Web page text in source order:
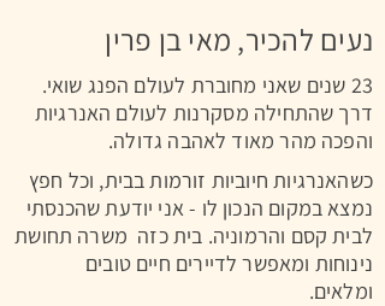
נעים להכיר, מאי בן פרין
23 שנים שאני מחוברת לעולם הפנג שואי.
דרך שהתחילה מסקרנות לעולם האנרגיות
והפכה מהר מאוד לאהבה גדולה.
כשהאנרגיות חיוביות זורמות בבית, וכל חפץ
נמצא במקום הנכון לו - אני יודעת שהכנסתי
לבית קסם והרמוניה. בית כזה משרה תחושת
נינוחות ומאפשר לדיירים חיים טובים
ומלאים.